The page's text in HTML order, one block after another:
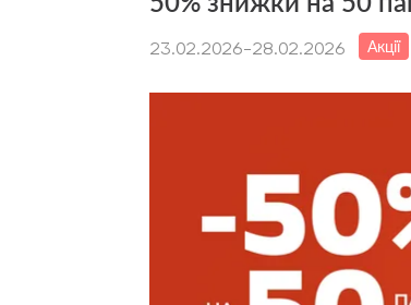
23.02.2026-28.02.2026 Акції